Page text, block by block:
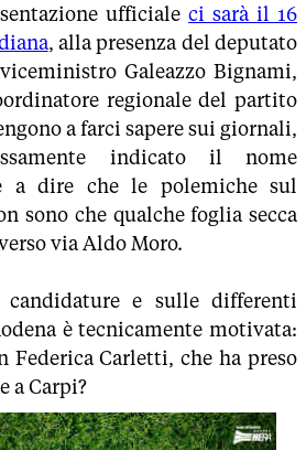
ufficiale ci sarà il 16
, alla presenza del deputato
Galeazzo Bignami,
regionale del partito
a farci sapere sui giornali,
indicato il nome
a dire che le polemiche sul
sono che qualche foglia secca
via Aldo Moro.
e sulle differenti
è tecnicamente motivata:
Federica Carletti, che ha preso
a Carpi?